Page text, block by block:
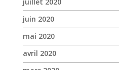
janvier 2020
décembre 2019
novembre 2019
octobre 2019